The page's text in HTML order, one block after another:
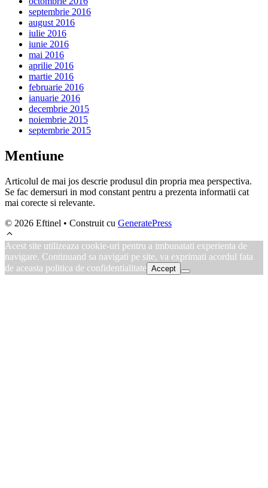
septembrie 2016
august 2016
iulie 2016
iunie 2016
mai 2016
aprilie 2016
martie 2016
februarie 2016
ianuarie 2016
decembrie 2015
noiembrie 2015
septembrie 2015
Mentiune
Articolul de mai jos descrie produsul din propria mea perspectiva.
Se fac demersuri in mod constant pentru a prezenta informatii cat
mai corecte si relevante.
© 2026 Eftinel • Construit cu GeneratePress
Acest site utilizeaza cookie-uri pentru a imbunatati experienta de
navigare. Continuand sa navigati pe site, va exprimati acordul fata
de aceasta politica de confidentialitate Accept